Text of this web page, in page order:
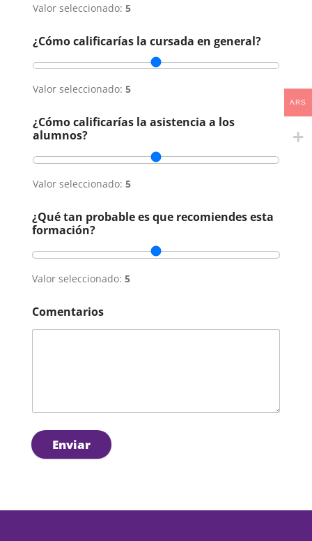
Valor seleccionado: 5
¿Cómo calificarías la cursada en general?
Valor seleccionado: 5
¿Cómo calificarías la asistencia a los
alumnos?
Valor seleccionado: 5
¿Qué tan probable es que recomiendes esta
formación?
Valor seleccionado: 5
Comentarios
Enviar
ARS